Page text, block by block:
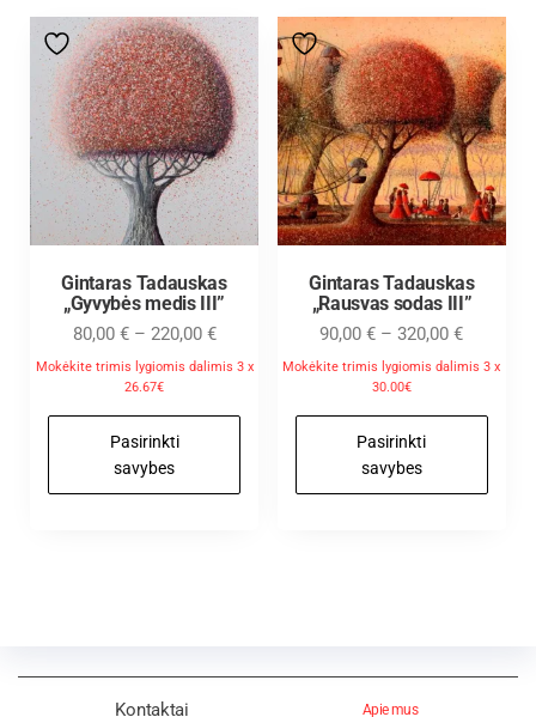
Gintaras Tadauskas
„Gyvybės medis III”
80,00 € – 220,00 €
Mokėkite trimis lygiomis dalimis 3 x
26.67€
Pasirinkti
savybes
Gintaras Tadauskas
„Rausvas sodas III”
90,00€ – 320,00€
Mokėkite trimis lygiomis dalimis 3 x
30.00€
Pasirinkti
savybes
Kontaktai Apie mus